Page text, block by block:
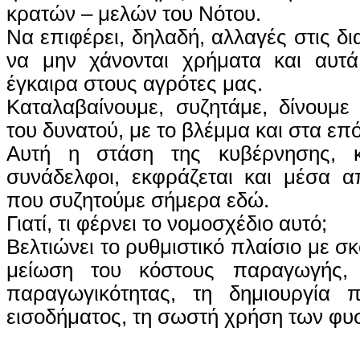
κρατών – μελών του Νότου.
Να επιφέρει, δηλαδή, αλλαγές στις
να μην χάνονται χρήματα και
έγκαιρα στους αγρότες μας.
Καταλαβαίνουμε, συζητάμε,
του δυνατού, με το βλέμμα και στα
Αυτή η στάση της κυβέρνησης,
συνάδελφοι, εκφράζεται και μέσα
που συζητούμε σήμερα εδώ.
Γιατί, τι φέρνει το νομοσχέδιο αυτό;
Βελτιώνει το ρυθμιστικό πλαίσιο με
μείωση του κόστους
παραγωγικότητας, τη δημιουργία
εισοδήματος, τη σωστή χρήση των